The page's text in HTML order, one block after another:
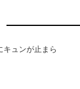
キュンが止まら